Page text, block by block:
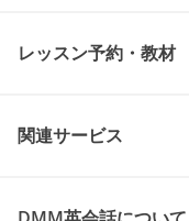
レッスン予約・教材
関連サービス